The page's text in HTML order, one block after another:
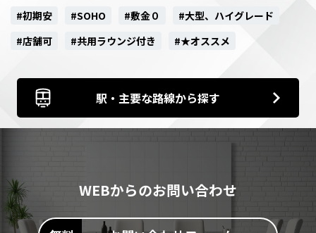
#初期安
#SOHO #敷金０
#大型、ハイグレード
#店舗可
#共用ラウンジ付き #★オススメ
駅・主要な路線から探す
WEBからのお問い合わせ